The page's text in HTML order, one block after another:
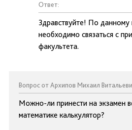
Ответ:
Здравствуйте! По данному
необходимо связаться с
факультета.
Вопрос от Архипов Михаил
Можно-ли принести на экзамен
математике калькулятор?